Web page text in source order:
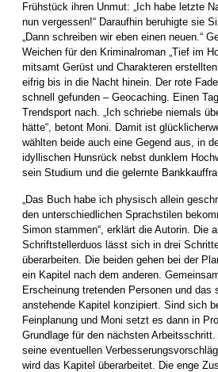
Frühstück ihren Unmut: „Ich habe letzte
nun vergessen!“ Daraufhin beruhigte sie
„Dann schreiben wir eben einen neuen.“
Weichen für den Kriminalroman „Tief im
mitsamt Gerüst und Charakteren
eifrig bis in die Nacht hinein. Der rote
schnell gefunden – Geocaching. Einen
Trendsport nach. „Ich schriebe niemals
hätte“, betont Moni. Damit ist
wählten beide auch eine Gegend aus, in
idyllischen Hunsrück nebst dunklem
sein Studium und die gelernte
„Das Buch habe ich physisch allein
den unterschiedlichen Sprachstilen
Simon stammen“, erklärt die Autorin. Die
Schriftstellerduos lässt sich in drei
überarbeiten. Die beiden gehen bei der
ein Kapitel nach dem anderen.
Erscheinung tretenden Personen und
anstehende Kapitel konzipiert. Sind sich
Feinplanung und Moni setzt es dann in
Grundlage für den nächsten
seine eventuellen
wird das Kapitel überarbeitet. Die enge